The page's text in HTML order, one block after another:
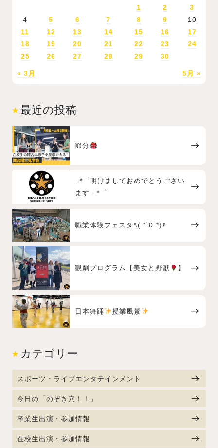
« 3月 5月 »
1 2
3
4
5 6 7 8 9
10
11
12 13 14 15 16
17
18
19 20 21 22 23
24
25
26 27 28 29 30
最近の投稿
節分
.:*゜明けましておめでとうござい
ます .:*゜
職業体験フェスタ٩( *˙0˙*)۶
観劇プログラム【美女と野獣 】
日本舞踊 授業風景
カテゴリー
スポーツ・ライブエンタテインメント
今日の「のぞき穴！！」
卒業生出演・参加情報
在校生出演・参加情報